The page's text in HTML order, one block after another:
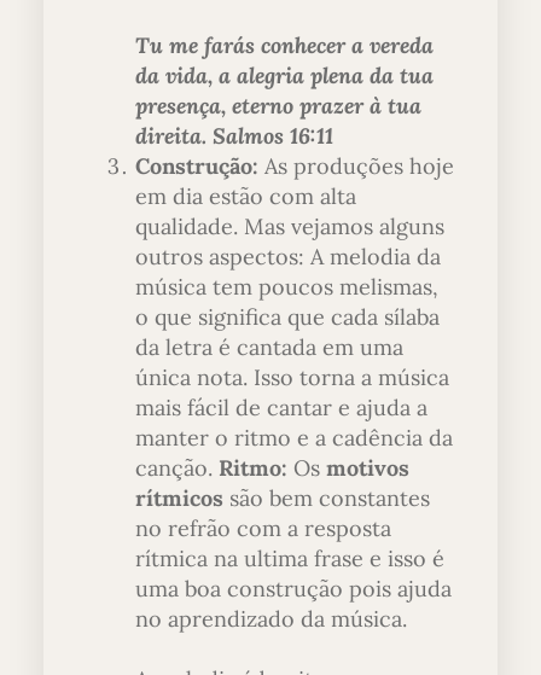
Tu me farás conhecer a vereda
da vida, a alegria plena da tua
presença, eterno prazer à tua
direita. Salmos 16:11
Construção: As produções hoje
em dia estão com alta
qualidade. Mas vejamos alguns
outros aspectos: A melodia da
música tem poucos melismas,
o que significa que cada sílaba
da letra é cantada em uma
única nota. Isso torna a música
mais fácil de cantar e ajuda a
manter o ritmo e a cadência da
canção. Ritmo: Os motivos
rítmicos são bem constantes
no refrão com a resposta
rítmica na ultima frase e isso é
uma boa construção pois ajuda
no aprendizado da música.